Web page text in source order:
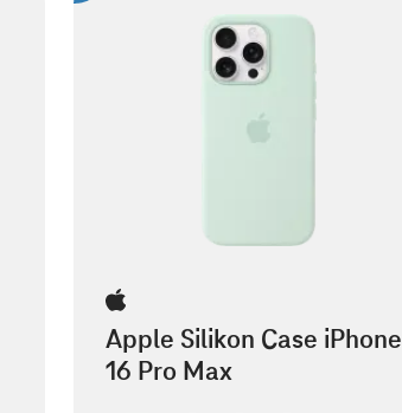
Apple Silikon Case iPhone
16 Pro Max